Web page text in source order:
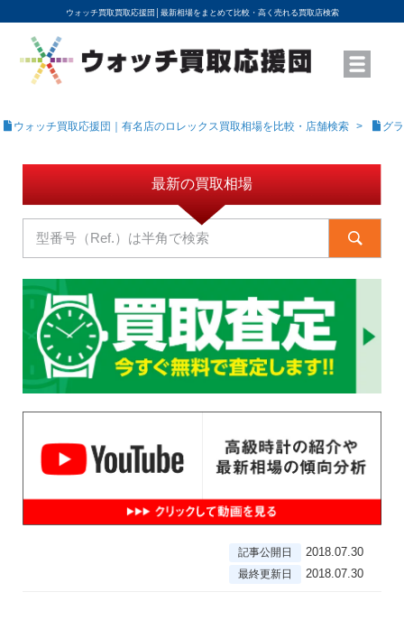
ウォッチ買取買取応援団│ 最新相場をまとめて比較・高く売れる買取店検索
YouTubeで動画を公開中
ROLEXモデル名から買取相場を調べる
高級時計ブランド名から買取相場を調べる
地域から買取店を探す
店舗名から買取店を探す
ブランド時計を高く売る方法
買取査定を依頼する
ウォッチ買取応援団｜有名店のロレックス買取相場を比較・店舗検索 グ
最新の買取相場
記事公開日 2018.07.30
最終更新日 2018.07.30